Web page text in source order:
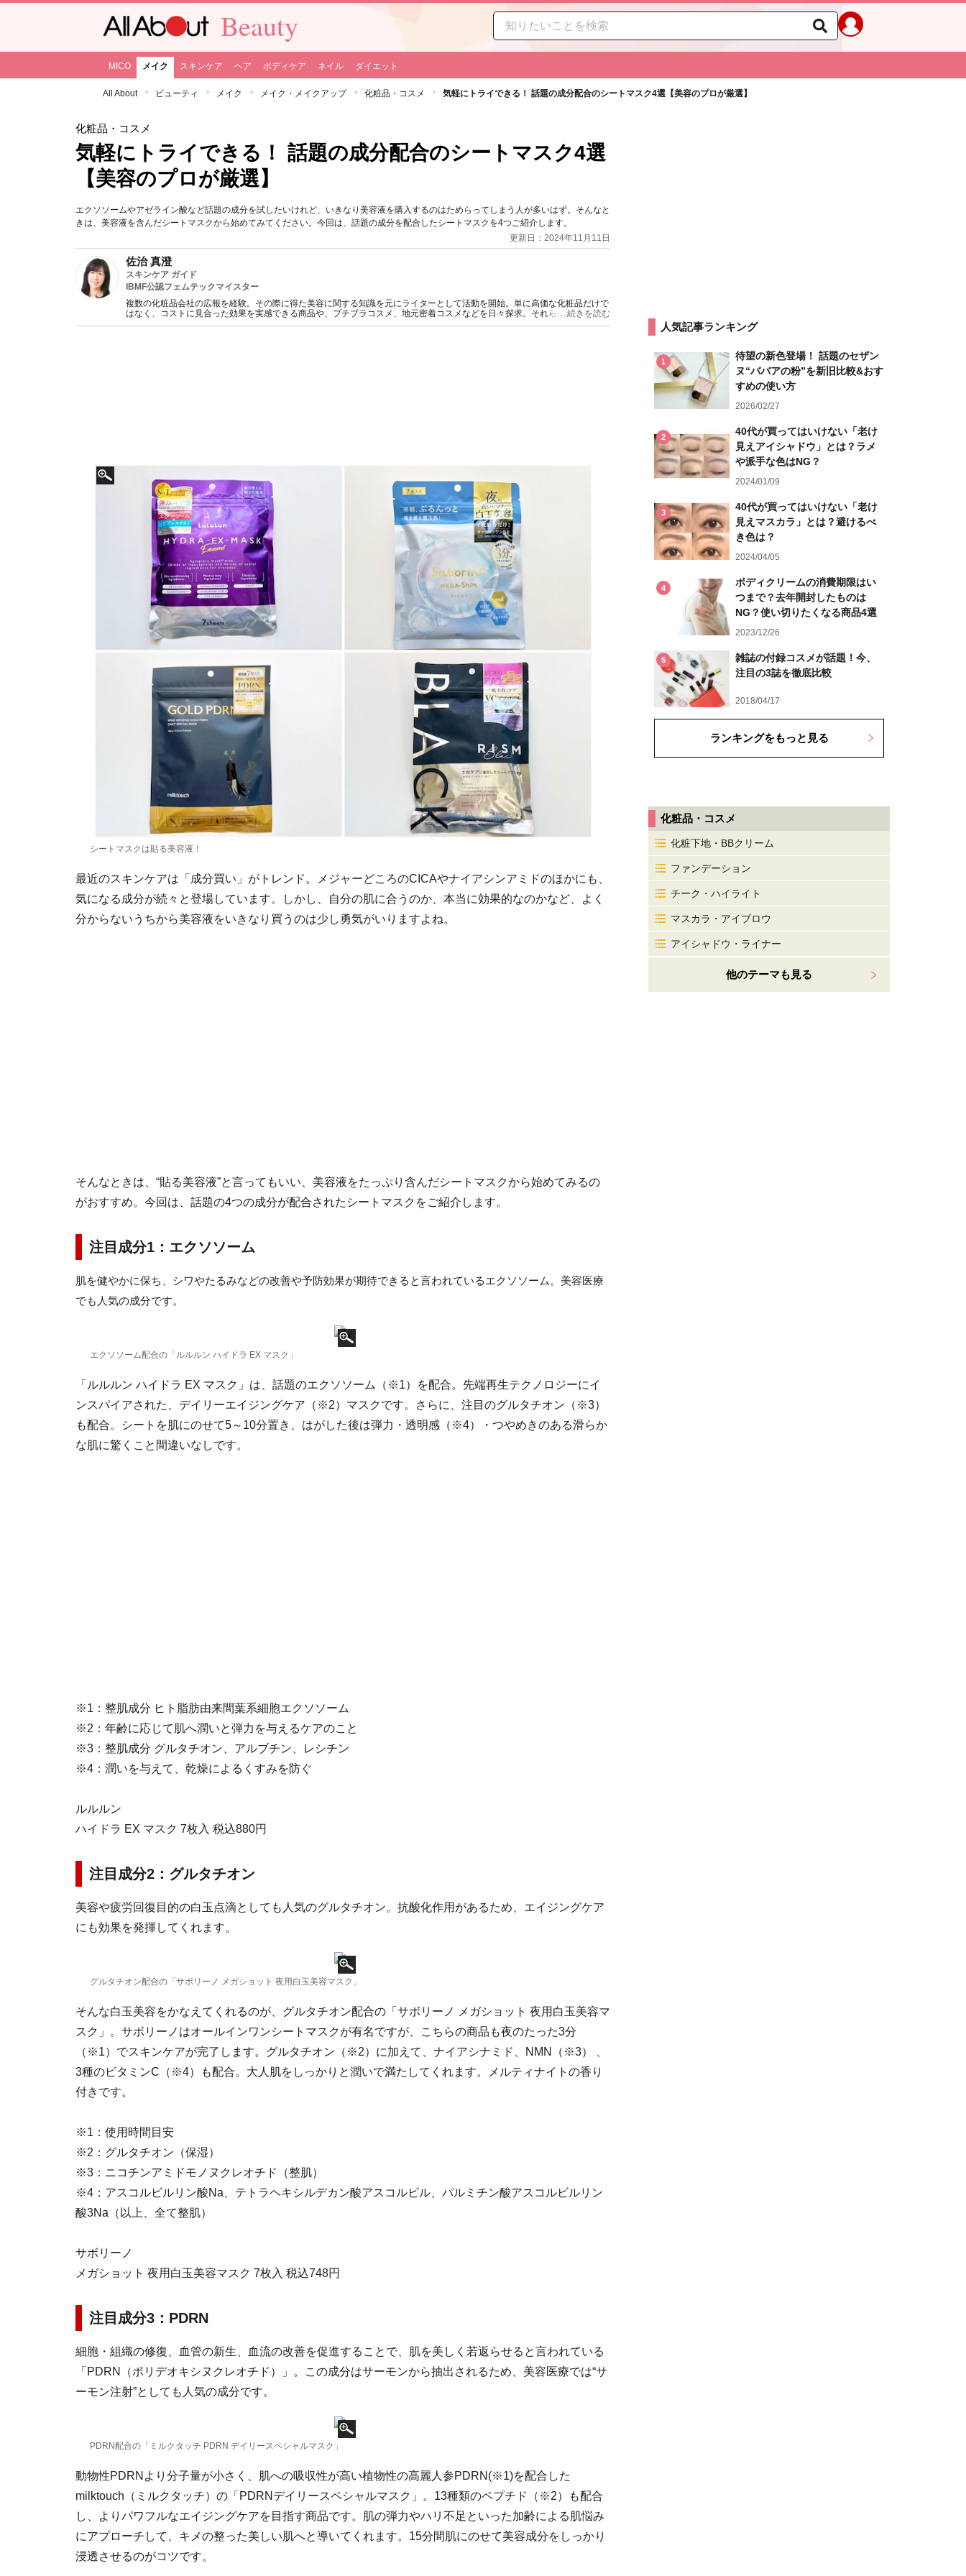
Beauty
MICO メイク スキンケア ヘア ボディケア ネイル ダイエット
All About ビューティ メイク メイク・メイクアップ 化粧品・コスメ 気軽にトライできる！ 話題の成分配合のシートマスク4選【美容のプロが厳選】
化粧品・コスメ
気軽にトライできる！ 話題の成分配合のシートマスク4選
【美容のプロが厳選】
エクソソームやアゼライン酸など話題の成分を試したいけれど、いきなり美容液を購入するのはためらってしまう人が多いはず。そんなと
きは、美容液を含んだシートマスクから始めてみてください。今回は、話題の成分を配合したシートマスクを4つご紹介します。
更新日：2024年11月11日
佐治 真澄
スキンケア ガイド
IBMF公認フェムテックマイスター
複数の化粧品会社の広報を経験。その際に得た美容に関する知識を元にライターとして活動を開始。単に高価な化粧品だけで
はなく、コストに見合った効果を実感できる商品や、プチプラコスメ、地元密着コスメなどを日々探求。それらの商品を、自
分の肌で試しているときが一番幸せを感じる自称コスメマニア。
...続きを読む
シートマスクは貼る美容液！
最近のスキンケアは「成分買い」がトレンド。メジャーどころのCICAやナイアシンアミドのほかにも、
気になる成分が続々と登場しています。しかし、自分の肌に合うのか、本当に効果的なのかなど、よく
分からないうちから美容液をいきなり買うのは少し勇気がいりますよね。
そんなときは、“貼る美容液”と言ってもいい、美容液をたっぷり含んだシートマスクから始めてみるの
がおすすめ。今回は、話題の4つの成分が配合されたシートマスクをご紹介します。
注目成分1：エクソソーム
肌を健やかに保ち、シワやたるみなどの改善や予防効果が期待できると言われているエクソソーム。美容医療
でも人気の成分です。
エクソソーム配合の「ルルルン ハイドラ EX マスク」
「ルルルン ハイドラ EX マスク」は、話題のエクソソーム（※1）を配合。先端再生テクノロジーにイ
ンスパイアされた、デイリーエイジングケア（※2）マスクです。さらに、注目のグルタチオン（※3）
も配合。シートを肌にのせて5～10分置き、はがした後は弾力・透明感（※4）・つやめきのある滑らか
な肌に驚くこと間違いなしです。
※1：整肌成分 ヒト脂肪由来間葉系細胞エクソソーム
※2：年齢に応じて肌へ潤いと弾力を与えるケアのこと
※3：整肌成分 グルタチオン、アルブチン、レシチン
※4：潤いを与えて、乾燥によるくすみを防ぐ
ルルルン
ハイドラ EX マスク 7枚入 税込880円
注目成分2：グルタチオン
美容や疲労回復目的の白玉点滴としても人気のグルタチオン。抗酸化作用があるため、エイジングケア
にも効果を発揮してくれます。
グルタチオン配合の「サボリーノ メガショット 夜用白玉美容マスク」
そんな白玉美容をかなえてくれるのが、グルタチオン配合の「サボリーノ メガショット 夜用白玉美容マ
スク」。サボリーノはオールインワンシートマスクが有名ですが、こちらの商品も夜のたった3分
（※1）でスキンケアが完了します。グルタチオン（※2）に加えて、ナイアシナミド、NMN（※3） 、
3種のビタミンC（※4）も配合。大人肌をしっかりと潤いで満たしてくれます。メルティナイトの香り
付きです。
※1：使用時間目安
※2：グルタチオン（保湿）
※3：ニコチンアミドモノヌクレオチド（整肌）
※4：アスコルビルリン酸Na、テトラヘキシルデカン酸アスコルビル、パルミチン酸アスコルビルリン
酸3Na（以上、全て整肌）
サボリーノ
メガショット 夜用白玉美容マスク 7枚入 税込748円
注目成分3：PDRN
細胞・組織の修復、血管の新生、血流の改善を促進することで、肌を美しく若返らせると言われている
「PDRN（ポリデオキシヌクレオチド）」。この成分はサーモンから抽出されるため、美容医療では“サ
ーモン注射”としても人気の成分です。
PDRN配合の「ミルクタッチ PDRN デイリースペシャルマスク」
動物性PDRNより分子量が小さく、肌への吸収性が高い植物性の高麗人参PDRN(※1)を配合した
milktouch（ミルクタッチ）の「PDRNデイリースペシャルマスク」。13種類のペプチド（※2）も配合
し、よりパワフルなエイジングケアを目指す商品です。肌の弾力やハリ不足といった加齢による肌悩み
にアプローチして、キメの整った美しい肌へと導いてくれます。15分間肌にのせて美容成分をしっかり
浸透させるのがコツです。
人気記事ランキング
1
待望の新色登場！ 話題のセザン
ヌ“ババアの粉”を新旧比較&おす
すめの使い方
2026/02/27
2
40代が買ってはいけない「老け
見えアイシャドウ」とは？ラメ
や派手な色はNG？
2024/01/09
3
40代が買ってはいけない「老け
見えマスカラ」とは？避けるべ
き色は？
2024/04/05
4
ボディクリームの消費期限はい
つまで？去年開封したものは
NG？使い切りたくなる商品4選
2023/12/26
5
雑誌の付録コスメが話題！今、
注目の3誌を徹底比較
2018/04/17
ランキングをもっと見る
化粧品・コスメ
化粧下地・BBクリーム
ファンデーション
チーク・ハイライト
マスカラ・アイブロウ
アイシャドウ・ライナー
他のテーマも見る